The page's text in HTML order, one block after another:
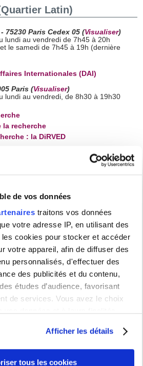
de vos données
traitons vos données
votre adresse IP, en utilisant des
cookies pour stocker et accéder
votre appareil, afin de diffuser des
personnalisés, d'effectuer des
des publicités et du contenu,
études d’audience, favorisant
de services. Vous avez le choix
la Déclaration relative aux cookies
de confidentialité.
Afficher les détails
tous les cookies
Latin)
75230 Paris Cedex 05 (Visualiser)
lundi au vendredi de 7h45 à 20h
le samedi de 7h45 à 19h (dernière
Internationales (DAI)
Paris (Visualiser)
lundi au vendredi, de 8h30 à 19h30
la recherche
: la DiRVED
lundi au samedi de 10h à 19h
( Visualiser)
lundi au samedi de 10h à 18h
Sainte Barbe
93322 Aubervilliers Cedex
Etudes de l'Amérique latine - IHEAL
Surface